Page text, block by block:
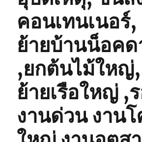
คอนเทนเนอร์
ย้ายบ้านน็อค
,ยกต้นไม้ใหญ่
ย้ายเรือใหญ่ ,
งานด่วน งานโ